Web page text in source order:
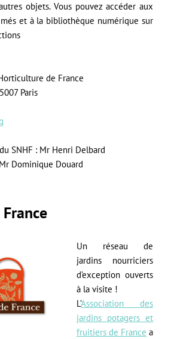
objets. Vous pouvez accéder aux
et à la bibliothèque numérique sur
de France
Paris
SNHF : Mr Henri Delbard
Dominique Douard
Un réseau de
jardins nourriciers
d’exception ouverts
à la visite !
L’Association des
jardins potagers et
fruitiers de France a